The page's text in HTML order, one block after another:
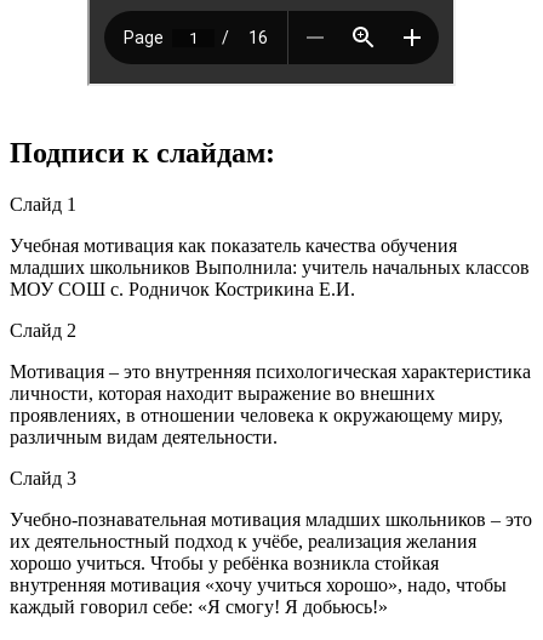
Подписи к слайдам:
Слайд 1
Учебная мотивация как показатель качества обучения
младших школьников Выполнила: учитель начальных классов
МОУ СОШ с. Родничок Кострикина Е.И.
Слайд 2
Мотивация – это внутренняя психологическая характеристика
личности, которая находит выражение во внешних
проявлениях, в отношении человека к окружающему миру,
различным видам деятельности.
Слайд 3
Учебно-познавательная мотивация младших школьников – это
их деятельностный подход к учёбе, реализация желания
хорошо учиться. Чтобы у ребёнка возникла стойкая
внутренняя мотивация «хочу учиться хорошо», надо, чтобы
каждый говорил себе: «Я смогу! Я добьюсь!»